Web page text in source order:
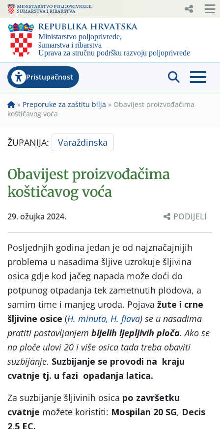
Pristupačnost
» Preporuke za zaštitu bilja » Obavijest proizvođačima
koštičavog voća
ŽUPANIJA: Varaždinska
Obavijest proizvođačima
koštičavog voća
29. ožujka 2024. PODIJELI
Posljednjih godina jedan je od najznačajnijih
problema u nasadima šljive uzrokuje šljivina
osica gdje kod jačeg napada može doći do
potpunog otpadanja tek zametnutih plodova, a
samim time i manjeg uroda. Pojava žute i crne
šljivine osice (H. minuta, H. flava) se u nasadima
pratiti postavljanjem bijelih ljepljivih ploča. Ako se
na ploče ulovi 20 i više osica tada treba obaviti
suzbijanje. Suzbijanje se provodi na kraju
cvatnje tj. u fazi opadanja latica.
Za suzbijanje šljivinih osica po završetku
cvatnje možete koristiti: Mospilan 20 SG, Decis
2,5 EC.